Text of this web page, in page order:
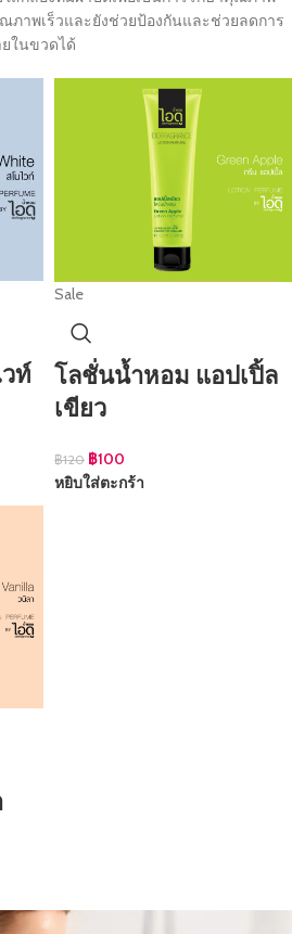
าพเร็วและยังช่วยป้องกันและช่วยลดการ
ในขวดได้
ท์
Sale
โลชั่นน้ำหอม แอปเปิ้ล
เขียว
฿120 ฿100
หยิบใส่ตะกร้า